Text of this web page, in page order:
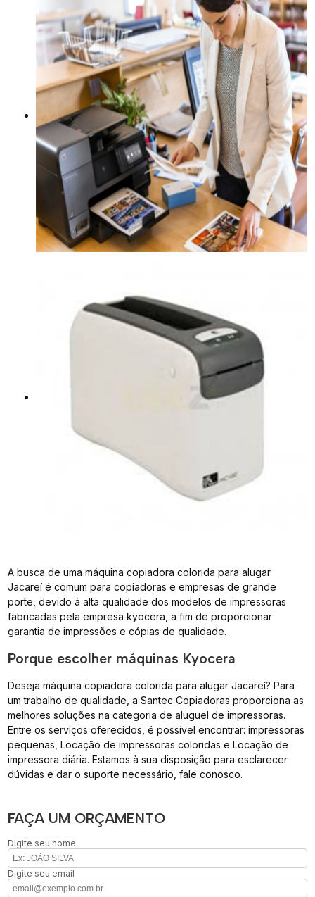
A busca de uma máquina copiadora colorida para alugar
Jacareí é comum para copiadoras e empresas de grande
porte, devido à alta qualidade dos modelos de impressoras
fabricadas pela empresa kyocera, a fim de proporcionar
garantia de impressões e cópias de qualidade.
Porque escolher máquinas Kyocera
Deseja máquina copiadora colorida para alugar Jacareí? Para
um trabalho de qualidade, a Santec Copiadoras proporciona as
melhores soluções na categoria de aluguel de impressoras.
Entre os serviços oferecidos, é possível encontrar: impressoras
pequenas, Locação de impressoras coloridas e Locação de
impressora diária. Estamos à sua disposição para esclarecer
dúvidas e dar o suporte necessário, fale conosco.
FAÇA UM ORÇAMENTO
Digite seu nome
Digite seu email